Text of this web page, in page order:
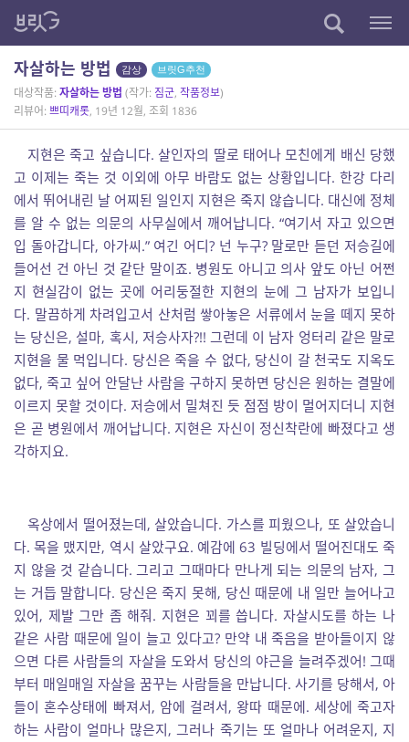
자살하는 방법 감상 브릿G추천
대상작품: 자살하는 방법 (작가: 짐군, 작품정보)
리뷰어: 쁘띠캐롯, 19년 12월, 조회 1836
지현은 죽고 싶습니다. 살인자의 딸로 태어나 모친에게 배신 당했
고 이제는 죽는 것 이외에 아무 바람도 없는 상황입니다. 한강 다리
에서 뛰어내린 날 어찌된 일인지 지현은 죽지 않습니다. 대신에 정체
를 알 수 없는 의문의 사무실에서 깨어납니다. “여기서 자고 있으면
입 돌아갑니다, 아가씨.” 여긴 어디? 넌 누구? 말로만 듣던 저승길에
들어선 건 아닌 것 같단 말이죠. 병원도 아니고 의사 앞도 아닌 어쩐
지 현실감이 없는 곳에 어리둥절한 지현의 눈에 그 남자가 보입니
다. 말끔하게 차려입고서 산처럼 쌓아놓은 서류에서 눈을 떼지 못하
는 당신은, 설마, 혹시, 저승사자?!! 그런데 이 남자 엉터리 같은 말로
지현을 물 먹입니다. 당신은 죽을 수 없다, 당신이 갈 천국도 지옥도
없다, 죽고 싶어 안달난 사람을 구하지 못하면 당신은 원하는 결말에
이르지 못할 것이다. 저승에서 밀쳐진 듯 점점 방이 멀어지더니 지현
은 곧 병원에서 깨어납니다. 지현은 자신이 정신착란에 빠졌다고 생
각하지요.
옥상에서 떨어졌는데, 살았습니다. 가스를 피웠으나, 또 살았습니
다. 목을 맸지만, 역시 살았구요. 예감에 63 빌딩에서 떨어진대도 죽
지 않을 것 같습니다. 그리고 그때마다 만나게 되는 의문의 남자, 그
는 거듭 말합니다. 당신은 죽지 못해, 당신 때문에 내 일만 늘어나고
있어, 제발 그만 좀 해줘. 지현은 꾀를 씁니다. 자살시도를 하는 나
같은 사람 때문에 일이 늘고 있다고? 만약 내 죽음을 받아들이지 않
으면 다른 사람들의 자살을 도와서 당신의 야근을 늘려주겠어! 그때
부터 매일매일 자살을 꿈꾸는 사람들을 만납니다. 사기를 당해서, 아
들이 혼수상태에 빠져서, 암에 걸려서, 왕따 때문에. 세상에 죽고자
하는 사람이 얼마나 많은지, 그러나 죽기는 또 얼마나 어려운지, 지